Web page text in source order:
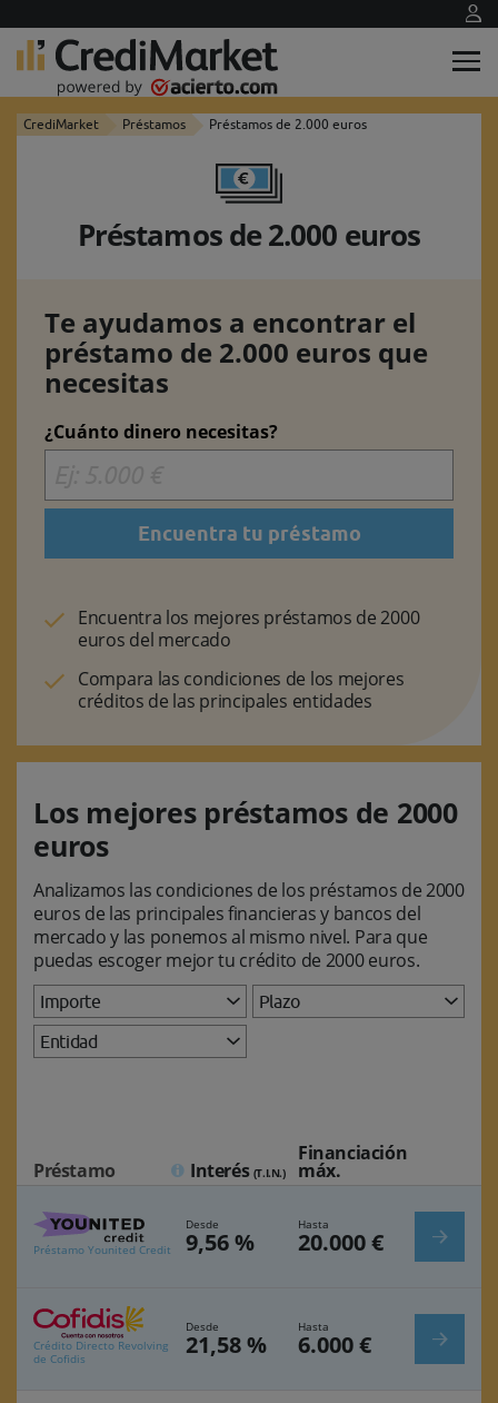
CrediMarket Préstamos Préstamos de 2.000 euros
Préstamos de 2.000 euros
Te ayudamos a encontrar el
préstamo de 2.000 euros que
necesitas
¿Cuánto dinero necesitas?
Encuentra tu préstamo
Encuentra los mejores préstamos de 2000
euros del mercado
Compara las condiciones de los mejores
créditos de las principales entidades
Los mejores préstamos de 2000
euros
Analizamos las condiciones de los préstamos de 2000
euros de las principales financieras y bancos del
mercado y las ponemos al mismo nivel. Para que
puedas escoger mejor tu crédito de 2000 euros.
Importe
Plazo
Entidad
Préstamo Interés (T.I.N.)
Financiación
máx.
Préstamo Younited Credit
Desde
9,56 %
Hasta
20.000 €
Crédito Directo Revolving
de Cofidis
Desde
21,58 %
Hasta
6.000 €